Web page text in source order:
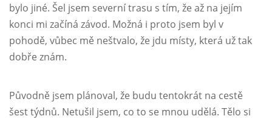
bylo jiné. Šel jsem severní trasu s tím, že až na jejím
konci mi začíná závod. Možná i proto jsem byl v
pohodě, vůbec mě neštvalo, že jdu místy, která už tak
dobře znám.
Původně jsem plánoval, že budu tentokrát na cestě
šest týdnů. Netušil jsem, co to se mnou udělá. Tělo si